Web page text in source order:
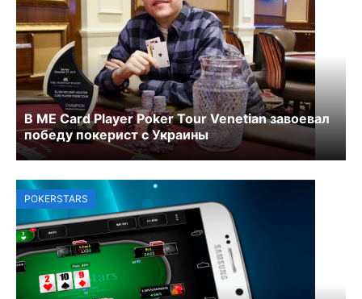
В ME Card Player Poker Tour Venetian завоевал
победу покерист с Украины
POKERSTARS